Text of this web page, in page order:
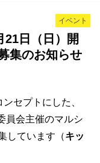
イベント
21日（日）開
集のお知らせ
セプトにした、
員会主催のマルシ
しています（キッ